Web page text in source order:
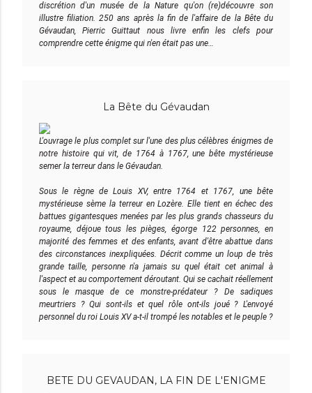
discrétion d'un musée de la Nature qu'on (re)découvre son
illustre filiation. 250 ans après la fin de l'affaire de la Bête du
Gévaudan, Pierric Guittaut nous livre enfin les clefs pour
comprendre cette énigme qui n'en était pas une…
La Bête du Gévaudan
L'ouvrage le plus complet sur l'une des plus célèbres énigmes de
notre histoire qui vit, de 1764 à 1767, une bête mystérieuse
semer la terreur dans le Gévaudan.
Sous le règne de Louis XV, entre 1764 et 1767, une bête
mystérieuse sème la terreur en Lozère. Elle tient en échec des
battues gigantesques menées par les plus grands chasseurs du
royaume, déjoue tous les pièges, égorge 122 personnes, en
majorité des femmes et des enfants, avant d'être abattue dans
des circonstances inexpliquées. Décrit comme un loup de très
grande taille, personne n'a jamais su quel était cet animal à
l'aspect et au comportement déroutant. Qui se cachait réellement
sous le masque de ce monstre-prédateur ? De sadiques
meurtriers ? Qui sont-ils et quel rôle ont-ils joué ? L'envoyé
personnel du roi Louis XV a-t-il trompé les notables et le peuple ?
BETE DU GEVAUDAN, LA FIN DE L'ENIGME